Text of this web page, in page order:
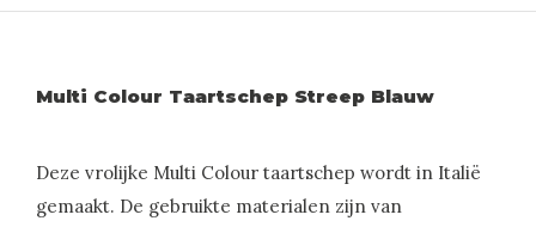
Multi Colour Taartschep Streep Blauw
Deze vrolijke Multi Colour taartschep wordt in Italië
gemaakt. De gebruikte materialen zijn van